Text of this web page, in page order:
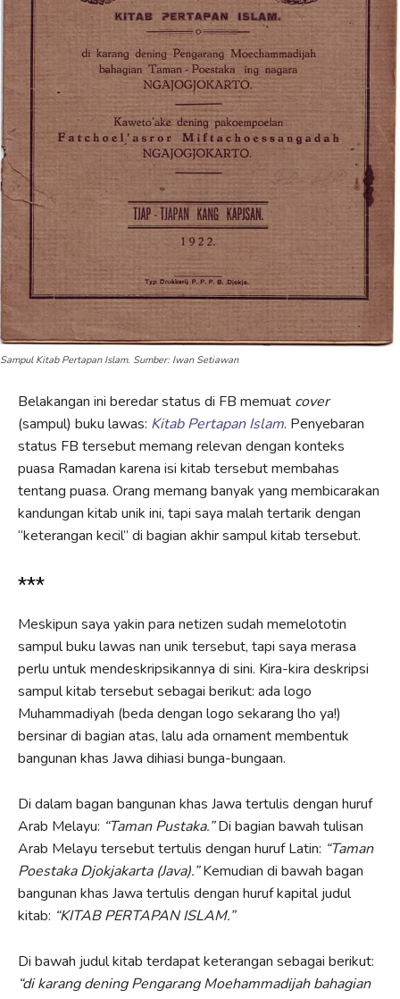
Sampul Kitab Pertapan Islam. Sumber: Iwan Setiawan
Belakangan ini beredar status di FB memuat cover
(sampul) buku lawas: Kitab Pertapan Islam. Penyebaran
status FB tersebut memang relevan dengan konteks
puasa Ramadan karena isi kitab tersebut membahas
tentang puasa. Orang memang banyak yang membicarakan
kandungan kitab unik ini, tapi saya malah tertarik dengan
“keterangan kecil” di bagian akhir sampul kitab tersebut.
***
Meskipun saya yakin para netizen sudah memelototin
sampul buku lawas nan unik tersebut, tapi saya merasa
perlu untuk mendeskripsikannya di sini. Kira-kira deskripsi
sampul kitab tersebut sebagai berikut: ada logo
Muhammadiyah (beda dengan logo sekarang lho ya!)
bersinar di bagian atas, lalu ada ornament membentuk
bangunan khas Jawa dihiasi bunga-bungaan.
Di dalam bagan bangunan khas Jawa tertulis dengan huruf
Arab Melayu: “Taman Pustaka.”Di bagian bawah tulisan
Arab Melayu tersebut tertulis dengan huruf Latin: “Taman
Poestaka Djokjakarta (Java).”Kemudian di bawah bagan
bangunan khas Jawa tertulis dengan huruf kapital judul
kitab: “KITAB PERTAPAN ISLAM.”
Di bawah judul kitab terdapat keterangan sebagai berikut:
“di karang dening Pengarang Moehammadijah bahagian